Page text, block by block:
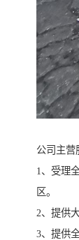
公司主营
1、受理
区。
2、提供
3、提供